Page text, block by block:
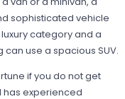
sophisticated vehicle
category and a
use a spacious SUV.
if you do not get
has experienced